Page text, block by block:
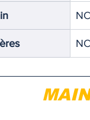
NC
NC